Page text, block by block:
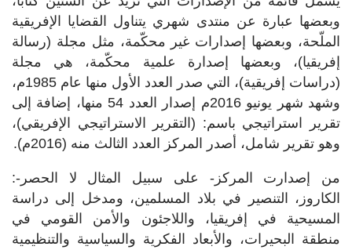
وبعضها عبارة عن منتدى شهري يتناول القضايا الإفريقية
الملّحة، وبعضها إصدارات غير محكّمة، مثل مجلة (رسالة
إفريقيا)، وبعضها إصدارة علمية محكّمة، هي مجلة
(دراسات إفريقية)، التي صدر العدد الأول منها عام 1985م،
وشهد شهر يونيو 2016م إصدار العدد 54 منها، إضافة إلى
تقرير استراتيجي باسم: (التقرير الاستراتيجي الإفريقي)،
وهو تقرير شامل، أصدر المركز العدد الثالث منه (2016م).
من إصدارت المركز- على سبيل المثال لا الحصر-:
الكاروز، التنصير في بلاد المسلمين، ومدخل إلى دراسة
المسيحية في إفريقيا، واللاجئون والأمن القومي في
منطقة البحيرات، والأبعاد الفكرية والسياسية والتنظيمية